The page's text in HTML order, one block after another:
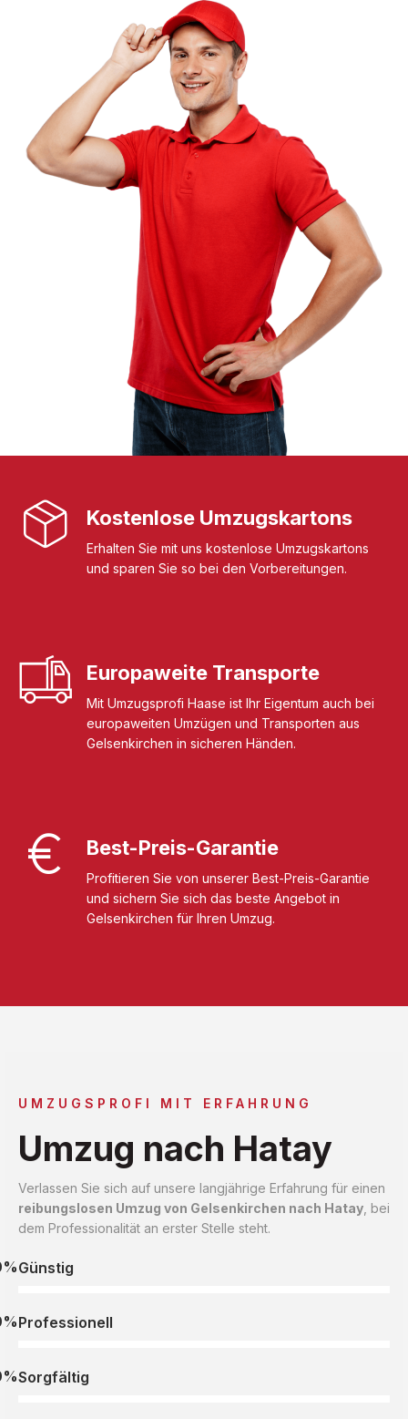
Kostenlose Umzugskartons
Erhalten Sie mit uns kostenlose Umzugskartons
und sparen Sie so bei den Vorbereitungen.
Europaweite Transporte
Mit Umzugsprofi Haase ist Ihr Eigentum auch bei
europaweiten Umzügen und Transporten aus
Gelsenkirchen in sicheren Händen.
Best-Preis-Garantie
Profitieren Sie von unserer Best-Preis-Garantie
und sichern Sie sich das beste Angebot in
Gelsenkirchen für Ihren Umzug.
UMZUGSPROFI MIT ERFAHRUNG
Umzug nach Hatay
Verlassen Sie sich auf unsere langjährige Erfahrung für einen
reibungslosen Umzug von Gelsenkirchen nach Hatay , bei
dem Professionalität an erster Stelle steht.
Günstig
Professionell
Sorgfältig